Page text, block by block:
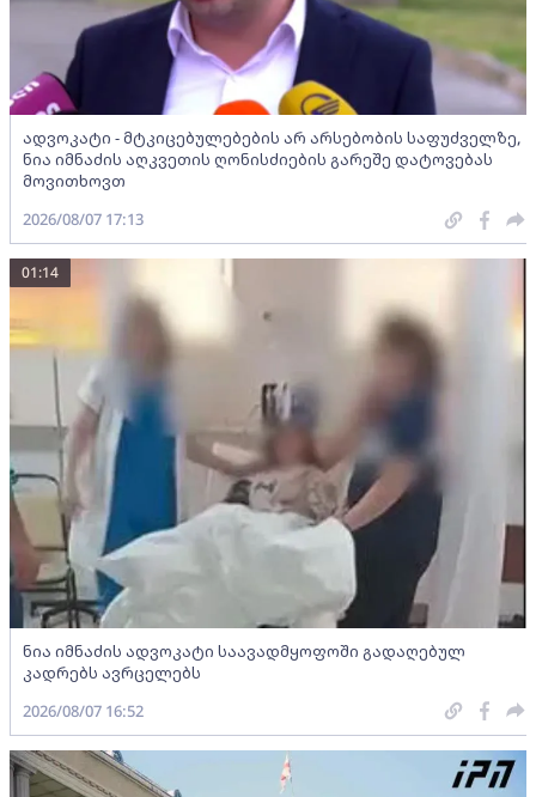
ადვოკატი - მტკიცებულებების არ არსებობის საფუძველზე,
ნია იმნაძის აღკვეთის ღონისძიების გარეშე დატოვებას
მოვითხოვთ
2026/08/07 17:13
ნია იმნაძის ადვოკატი საავადმყოფოში გადაღებულ
კადრებს ავრცელებს
01:14
2026/08/07 16:52